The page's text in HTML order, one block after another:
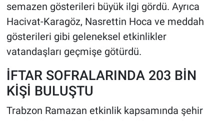
semazen gösterileri büyük ilgi gördü. Ayrıca
Hacivat-Karagöz, Nasrettin Hoca ve meddah
gösterileri gibi geleneksel etkinlikler
vatandaşları geçmişe götürdü.
İFTAR SOFRALARINDA 203 BİN
KİŞİ BULUŞTU
Trabzon Ramazan etkinlik kapsamında şehir